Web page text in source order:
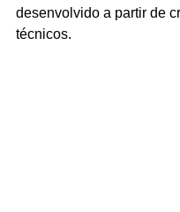
desenvolvido a partir de
técnicos.